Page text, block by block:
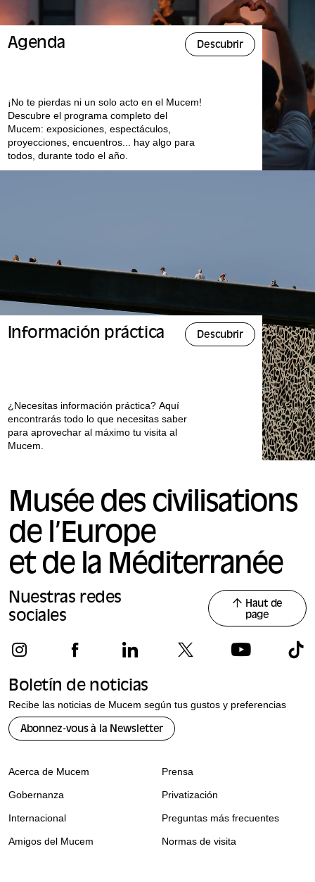
Agenda Descubrir
¡No te pierdas ni un solo acto en el Mucem!
Descubre el programa completo del
Mucem: exposiciones, espectáculos,
proyecciones, encuentros... hay algo para
todos, durante todo el año.
Información práctica Descubrir
¿Necesitas información práctica? Aquí
encontrarás todo lo que necesitas saber
para aprovechar al máximo tu visita al
Mucem.
Musée des civilisations
de l’Europe
et de la Méditerranée
Nuestras redes
sociales
Haut de
page
Boletín de noticias
Recibe las noticias de Mucem según tus gustos y preferencias
Abonnez-vous à la Newsletter
Acerca de Mucem
Gobernanza
Internacional
Amigos del Mucem
Prensa
Privatización
Preguntas más frecuentes
Normas de visita